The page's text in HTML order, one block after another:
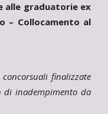
alle graduatorie ex
– Collocamento al
finalizzate
di inadempimento da